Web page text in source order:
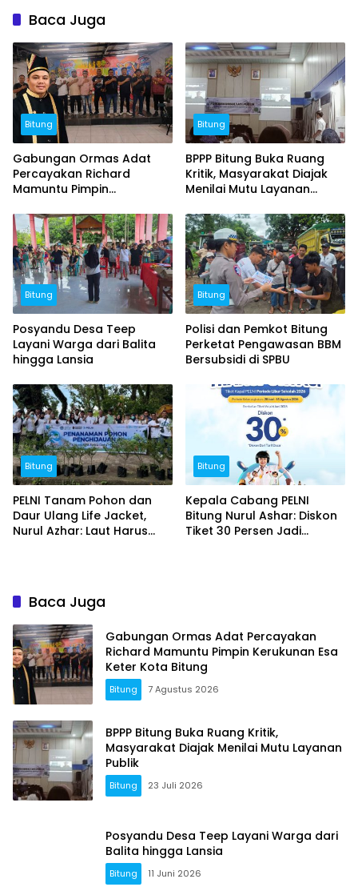
Baca Juga
Bitung
Gabungan Ormas Adat
Percayakan Richard
Mamuntu Pimpin
Bitung
Bitung
BPPP Bitung Buka Ruang
Kritik, Masyarakat Diajak
Menilai Mutu Layanan
Bitung
Posyandu Desa Teep
Layani Warga dari Balita
hingga Lansia
Bitung
Polisi dan Pemkot Bitung
Perketat Pengawasan BBM
Bersubsidi di SPBU
Bitung
PELNI Tanam Pohon dan
Daur Ulang Life Jacket,
Nurul Azhar: Laut Harus
Bitung
Kepala Cabang PELNI
Bitung Nurul Ashar: Diskon
Tiket 30 Persen Jadi
Baca Juga
Gabungan Ormas Adat Percayakan
Richard Mamuntu Pimpin Kerukunan Esa
Keter Kota Bitung
Bitung 7 Agustus 2026
BPPP Bitung Buka Ruang Kritik,
Masyarakat Diajak Menilai Mutu Layanan
Publik
Bitung 23 Juli 2026
Posyandu Desa Teep Layani Warga dari
Balita hingga Lansia
Bitung 11 Juni 2026